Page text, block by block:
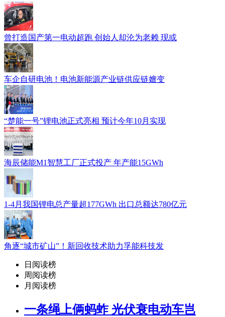
曾打造国产第一电动超跑 创始人却沦为老赖 现或
车企自研电池！电池新能源产业链供应链嬗变
“楚能一号”锂电池正式亮相 预计今年10月实现
海辰储能M1智慧工厂正式投产 年产能15GWh
1-4月我国锂电总产量超177GWh 出口总额达780亿元
角逐“城市矿山”！新回收技术助力孚能科技发
日阅读榜
周阅读榜
月阅读榜
一条绳上俩蚂蚱 光伏衰电动车岂